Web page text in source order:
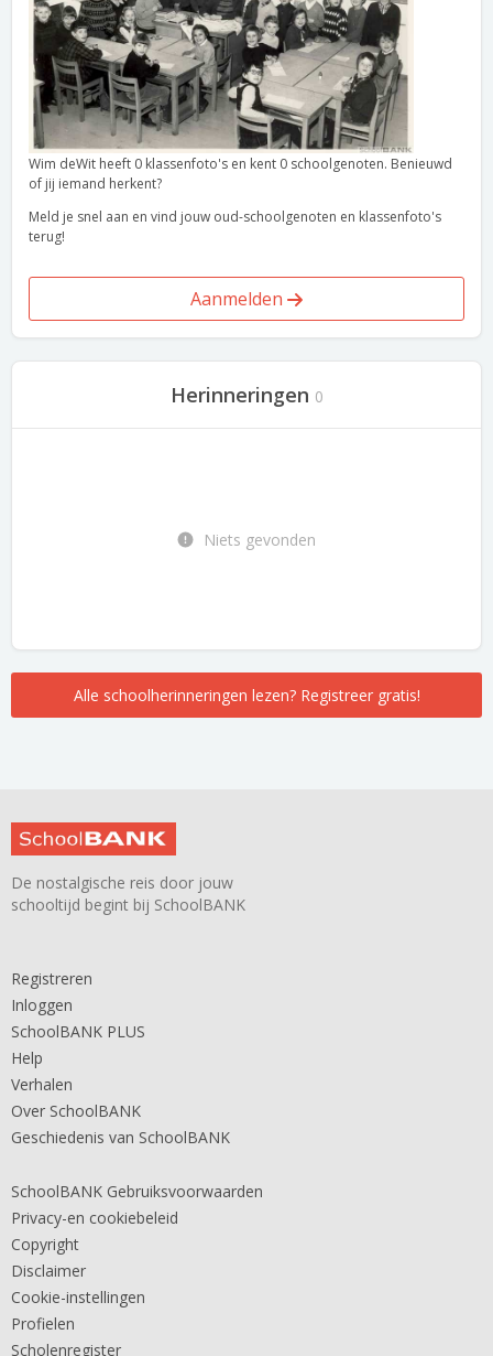
Wim deWit heeft 0 klassenfoto's en kent 0 schoolgenoten. Benieuwd
of jij iemand herkent?
Meld je snel aan en vind jouw oud-schoolgenoten en klassenfoto's
terug!
Aanmelden
Herinneringen 0
Niets gevonden
Alle schoolherinneringen lezen? Registreer gratis!
De nostalgische reis door jouw
schooltijd begint bij SchoolBANK
Registreren
Inloggen
SchoolBANK PLUS
Help
Verhalen
Over SchoolBANK
Geschiedenis van SchoolBANK
SchoolBANK Gebruiksvoorwaarden
Privacy-en cookiebeleid
Copyright
Disclaimer
Cookie-instellingen
Profielen
Scholenregister